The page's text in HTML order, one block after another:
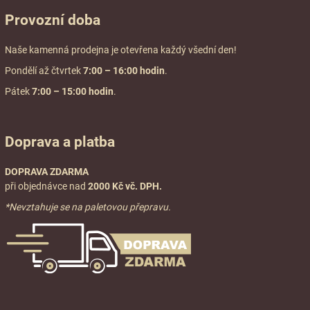
Provozní doba
Naše kamenná prodejna je otevřena každý všední den!
Pondělí až čtvrtek7:00 – 16:00 hodin.
Pátek7:00 – 15:00 hodin.
Doprava a platba
DOPRAVA ZDARMA
při objednávce nad 2000 Kč vč. DPH.
*Nevztahuje se na paletovou přepravu.